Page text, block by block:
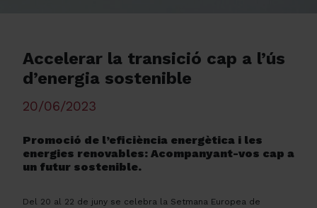
Accelerar la transició cap a l’ús
d’energia sostenible
20/06/2023
Promoció de l’eficiència energètica i les
energies renovables: Acompanyant-vos cap a
un futur sostenible.
Del 20 al 22 de juny se celebra la Setmana Europea de